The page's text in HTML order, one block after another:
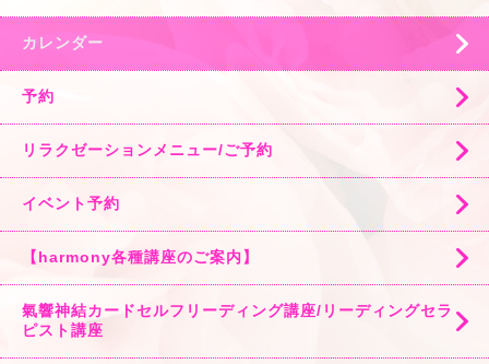
カレンダー
予約
リラクゼーションメニュー/ご予約
イベント予約
【harmony各種講座のご案内】
氣響神結カードセルフリーディング講座/リーディングセラ
ピスト講座